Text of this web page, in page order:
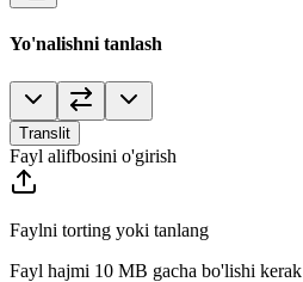
Yo'nalishni tanlash
Translit
Fayl alifbosini o'girish
Faylni torting yoki tanlang
Fayl hajmi 10 MB gacha bo'lishi kerak